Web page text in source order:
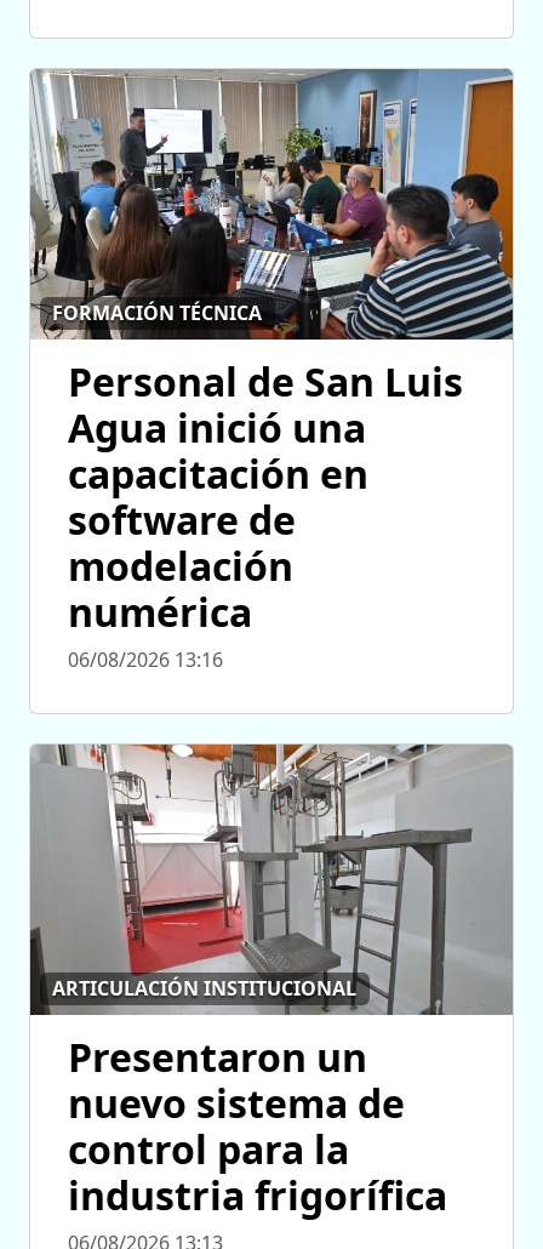
FORMACIÓN TÉCNICA
Personal de San Luis
Agua inició una
capacitación en
software de
modelación
numérica
06/08/2026 13:16
ARTICULACIÓN INSTITUCIONAL
Presentaron un
nuevo sistema de
control para la
industria frigorífica
06/08/2026 13:13